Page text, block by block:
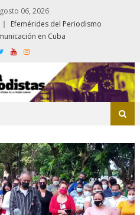
06, 2026
Efemérides del Periodismo
en Cuba